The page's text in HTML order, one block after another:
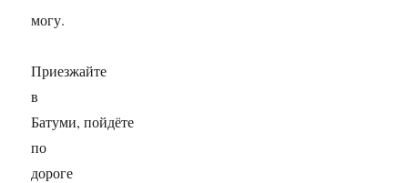
могу.
Приезжайте
в
Батуми, пойдёте
по
дороге